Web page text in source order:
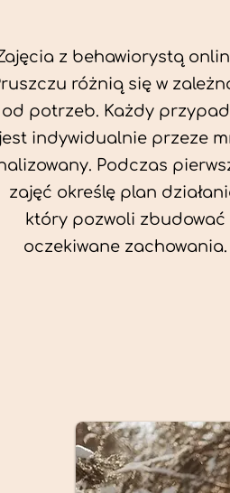
z behawiorystą
różnią się w
od potrzeb. Każdy
jest indywidualnie przeze
Podczas
zajęć określę plan
który pozwoli zbudować
oczekiwane zachowania.